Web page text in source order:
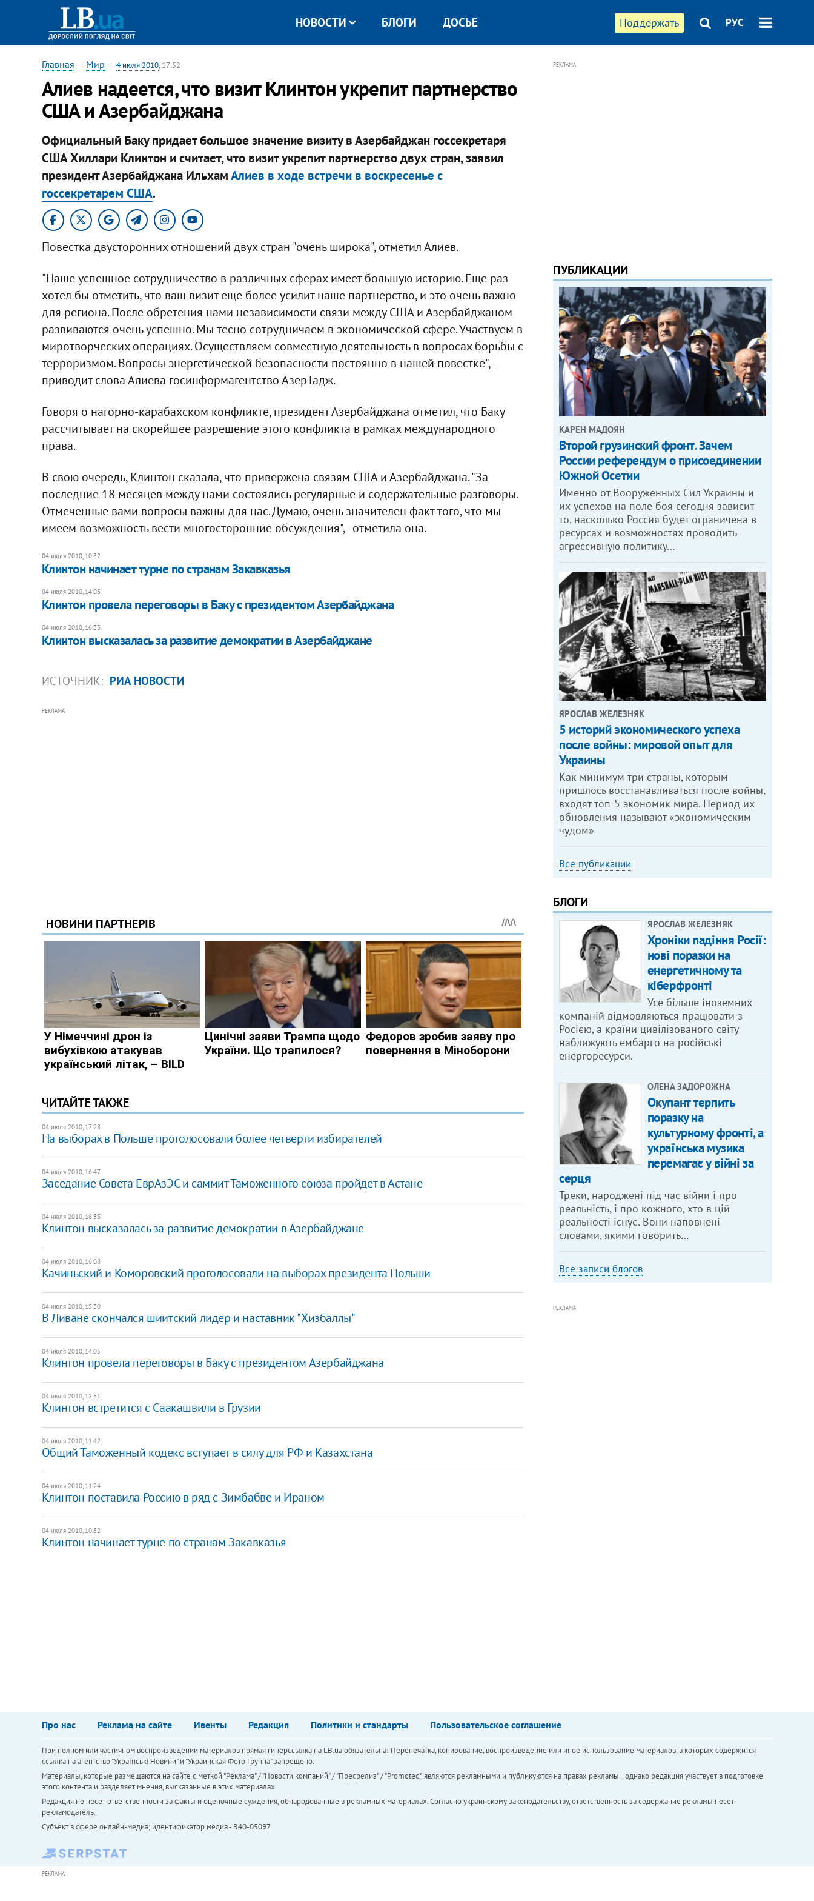
Поддержать РУС
НОВОСТИ БЛОГИ ДОСЬЕ
Главная — Мир — 4 июля 2010, 17:52
Алиев надеется, что визит Клинтон укрепит партнерство
США и Азербайджана
Официальный Баку придает большое значение визиту в Азербайджан госсекретаря
США Хиллари Клинтон и считает, что визит укрепит партнерство двух стран, заявил
президент Азербайджана ИльхамАлиев в ходе встречи в воскресенье с
госсекретарем США.
Повестка двусторонних отношений двух стран "очень широка", отметил Алиев.
"Наше успешное сотрудничество в различных сферах имеет большую историю. Еще раз
хотел бы отметить, что ваш визит еще более усилит наше партнерство, и это очень важно
для региона. После обретения нами независимости связи между США и Азербайджаном
развиваются очень успешно. Мы тесно сотрудничаем в экономической сфере. Участвуем в
миротворческих операциях. Осуществляем совместную деятельность в вопросах борьбы с
терроризмом. Вопросы энергетической безопасности постоянно в нашей повестке", -
приводит слова Алиева госинформагентство АзерТадж.
Говоря о нагорно-карабахском конфликте, президент Азербайджана отметил, что Баку
рассчитывает на скорейшее разрешение этого конфликта в рамках международного
права.
В свою очередь, Клинтон сказала, что привержена связям США и Азербайджана. "За
последние 18 месяцев между нами состоялись регулярные и содержательные разговоры.
Отмеченные вами вопросы важны для нас. Думаю, очень значителен факт того, что мы
имеем возможность вести многосторонние обсуждения", - отметила она.
04 июля 2010, 10:32
Клинтон начинает турне по странам Закавказья
04 июля 2010, 14:05
Клинтон провела переговоры в Баку с президентом Азербайджана
04 июля 2010, 16:33
Клинтон высказалась за развитие демократии в Азербайджане
ИСТОЧНИК: РИА НОВОСТИ
РЕКЛАМА
ЧИТАЙТЕ ТАКЖЕ
04 июля 2010, 17:28
На выборах в Польше проголосовали более четверти избирателей
04 июля 2010, 16:47
Заседание Совета ЕврАзЭС и саммит Таможенного союза пройдет в Астане
04 июля 2010, 16:33
Клинтон высказалась за развитие демократии в Азербайджане
04 июля 2010, 16:08
Качиньский и Коморовский проголосовали на выборах президента Польши
04 июля 2010, 15:30
В Ливане скончался шиитский лидер и наставник "Хизбаллы"
04 июля 2010, 14:05
Клинтон провела переговоры в Баку с президентом Азербайджана
04 июля 2010, 12:51
Клинтон встретится с Саакашвили в Грузии
04 июля 2010, 11:42
Общий Таможенный кодекс вступает в силу для РФ и Казахстана
04 июля 2010, 11:24
Клинтон поставила Россию в ряд с Зимбабве и Ираном
04 июля 2010, 10:32
Клинтон начинает турне по странам Закавказья
РЕКЛАМА
ПУБЛИКАЦИИ
КАРЕН МАДОЯН
Второй грузинский фронт. Зачем
России референдум о присоединении
Южной Осетии
Именно от Вооруженных Сил Украины и
их успехов на поле боя сегодня зависит
то, насколько Россия будет ограничена в
ресурсах и возможностях проводить
агрессивную политику…
ЯРОСЛАВ ЖЕЛЕЗНЯК
5 историй экономического успеха
после войны: мировой опыт для
Украины
Как минимум три страны, которым
пришлось восстанавливаться после войны,
входят топ-5 экономик мира. Период их
обновления называют «экономическим
чудом»
Все публикации
БЛОГИ
ЯРОСЛАВ ЖЕЛЕЗНЯК
Хроніки падіння Росії:
нові поразки на
енергетичному та
кіберфронті
Усе більше іноземних
компаній відмовляються працювати з
Росією, а країни цивілізованого світу
наближують ембарго на російські
енергоресурси.
ОЛЕНА ЗАДОРОЖНА
Окупант терпить
поразку на
культурному фронті, а
українська музика
перемагає у війні за
серця
Треки, народжені під час війни і про
реальність, і про кожного, хто в цій
реальності існує. Вони наповнені
словами, якими говорить…
Все записи блогов
РЕКЛАМА
Про нас Реклама на сайте Ивенты Редакция Политики и стандарты Пользовательское соглашение
При полном или частичном воспроизведении материалов прямая гиперссылка на LB.ua обязательна! Перепечатка, копирование, воспроизведение или иное использование материалов, в которых содержится
ссылка на агентство "Українськi Новини" и "Украинская Фото Группа" запрещено.
Материалы, которые размещаются на сайте с меткой "Реклама" / "Новости компаний" / "Пресрелиз" / "Promoted", являются рекламными и публикуются на правах рекламы. , однако редакция участвует в подготовке
этого контента и разделяет мнения, высказанные в этих материалах.
Редакция не несет ответственности за факты и оценочные суждения, обнародованные в рекламных материалах. Согласно украинскому законодательству, ответственность за содержание рекламы несет
рекламодатель.
Субъект в сфере онлайн-медиа; идентификатор медиа - R40-05097
РЕКЛАМА